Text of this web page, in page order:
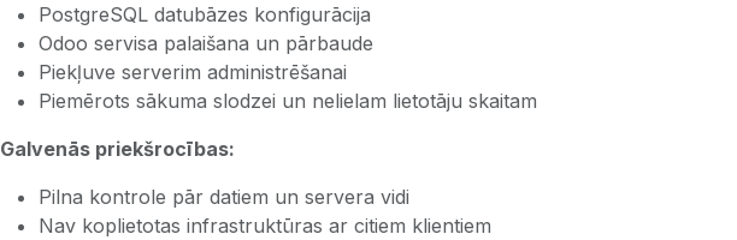
PostgreSQL datubāzes konfigurācija
Odoo servisa palaišana un pārbaude
Piekļuve serverim administrēšanai
Piemērots sākuma slodzei un nelielam lietotāju skaitam
Galvenās priekšrocības:
Pilna kontrole pār datiem un servera vidi
Nav koplietotas infrastruktūras ar citiem klientiem